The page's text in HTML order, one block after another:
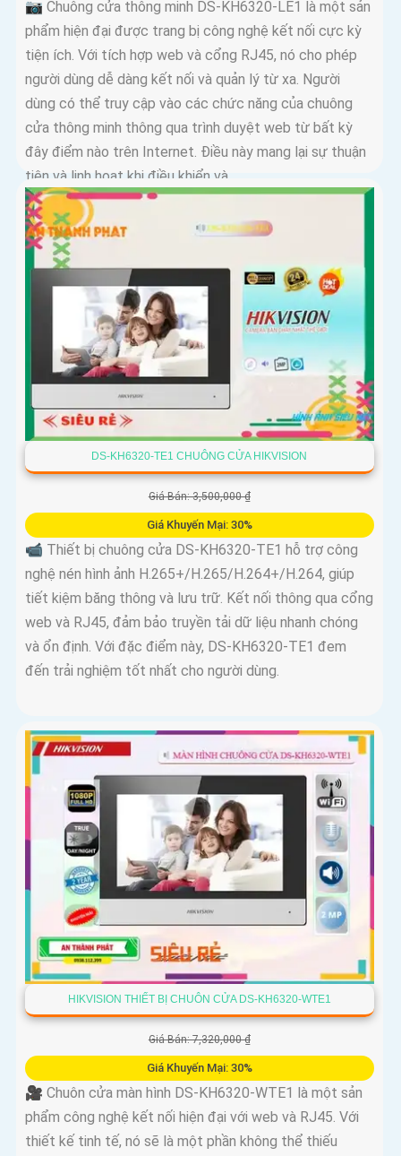
📷 Chuông cửa thông minh DS-KH6320-LE1 là một sản
phẩm hiện đại được trang bị công nghệ kết nối cực kỳ
tiện ích. Với tích hợp web và cổng RJ45, nó cho phép
người dùng dễ dàng kết nối và quản lý từ xa. Người
dùng có thể truy cập vào các chức năng của chuông
cửa thông minh thông qua trình duyệt web từ bất kỳ
đây điểm nào trên Internet. Điều này mang lại sự thuận
tiện và linh hoạt khi điều khiển và
DS-KH6320-TE1 CHUÔNG CỬA HIKVISION
Giá Bán: 3,500,000 ₫
Giá Khuyến Mại: 30%
📹 Thiết bị chuông cửa DS-KH6320-TE1 hỗ trợ công
nghệ nén hình ảnh H.265+/H.265/H.264+/H.264, giúp
tiết kiệm băng thông và lưu trữ. Kết nối thông qua cổng
web và RJ45, đảm bảo truyền tải dữ liệu nhanh chóng
và ổn định. Với đặc điểm này, DS-KH6320-TE1 đem
đến trải nghiệm tốt nhất cho người dùng.
HIKVISION THIẾT BỊ CHUÔN CỬA DS-KH6320-WTE1
Giá Bán: 7,320,000 ₫
Giá Khuyến Mại: 30%
🎥 Chuôn cửa màn hình DS-KH6320-WTE1 là một sản
phẩm công nghệ kết nối hiện đại với web và RJ45. Với
thiết kế tinh tế, nó sẽ là một phần không thể thiếu